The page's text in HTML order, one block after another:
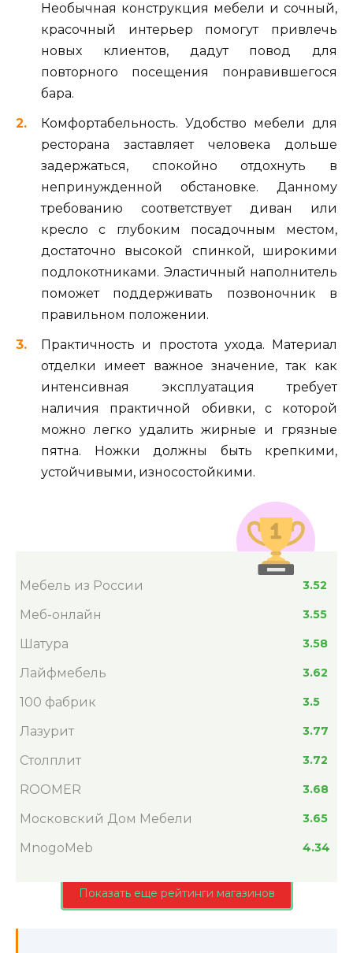
Необычная конструкция мебели и сочный,
красочный интерьер помогут привлечь
новых клиентов, дадут повод для
повторного посещения понравившегося
бара.
Комфортабельность. Удобство мебели для
ресторана заставляет человека дольше
задержаться, спокойно отдохнуть в
непринужденной обстановке. Данному
требованию соответствует диван или
кресло с глубоким посадочным местом,
достаточно высокой спинкой, широкими
подлокотниками. Эластичный наполнитель
поможет поддерживать позвоночник в
правильном положении.
Практичность и простота ухода. Материал
отделки имеет важное значение, так как
интенсивная эксплуатация требует
наличия практичной обивки, с которой
можно легко удалить жирные и грязные
пятна. Ножки должны быть крепкими,
устойчивыми, износостойкими.
Мебель из России 3.52
Меб-онлайн 3.55
Шатура 3.58
Лайфмебель 3.62
100 фабрик 3.5
Лазурит 3.77
Столплит 3.72
ROOMER 3.68
Московский Дом Мебели 3.65
MnogoMeb 4.34
Показать еще рейтинги магазинов